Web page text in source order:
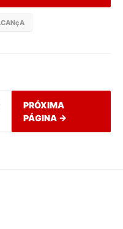
PRÓXIMA
PÁGINA →